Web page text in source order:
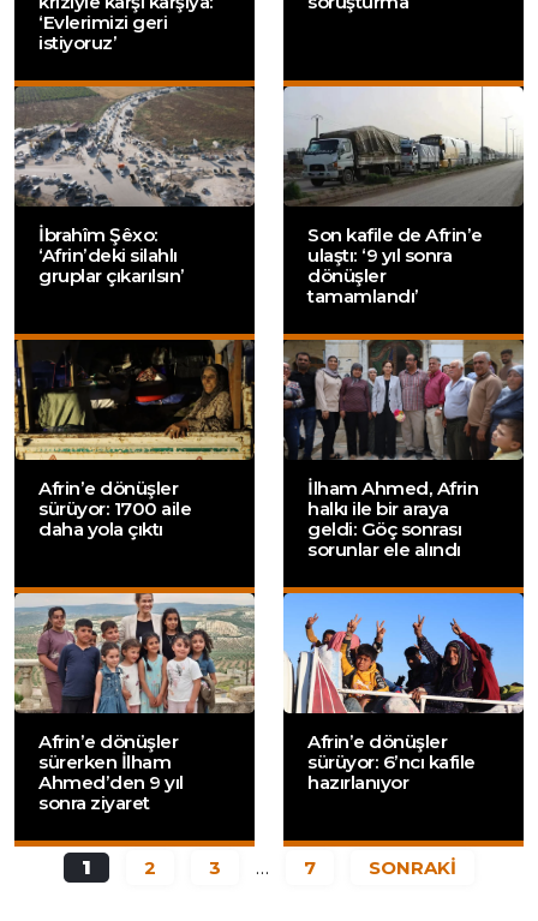
‘Evlerimizi geri
istiyoruz’
İbrahîm Şêxo:
‘Afrin’deki silahlı
gruplar çıkarılsın’
Son kafile de Afrin’e
ulaştı: ‘9 yıl sonra
dönüşler
tamamlandı’
Afrin’e dönüşler
sürüyor: 1700 aile
daha yola çıktı
İlham Ahmed, Afrin
halkı ile bir araya
geldi: Göç sonrası
sorunlar ele alındı
Afrin’e dönüşler
sürerken İlham
Ahmed’den 9 yıl
sonra ziyaret
Afrin’e dönüşler
sürüyor: 6’ncı kafile
hazırlanıyor
1 2 3 … 7 SONRAKİ